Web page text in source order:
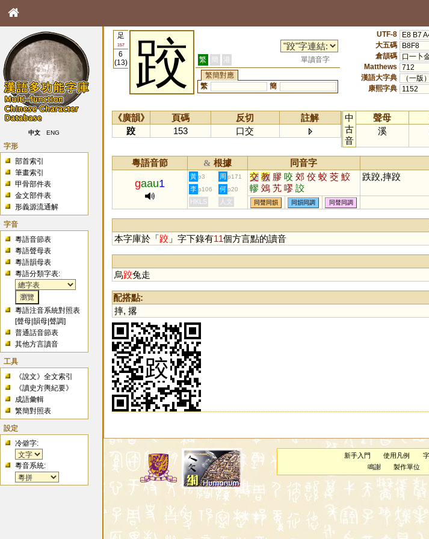
中文 ENG
字形
部首索引
筆畫索引
甲骨部件表
金文部件表
形義源流通解
字音
粵語音節表
粵語聲母表
粵語韻母表
粵語分類字表:
粵語注音系統對照表
[聲母 |韻母 |聲調]
普通話音節表
其他方言讀音
工具
《說文》全文索引
《讀史方輿紀要》
成語彙輯
繁簡對照表
設定
冷僻字:
粵音系統:
足
157
6
(13)
跤 繁 簡 港
單讀音字
繁簡對應
繁
簡
UTF-8
E8 B7
大五碼
B8F8
倉頡碼
口一卜
Matthews
712
漢語大字典
（一版
康熙字典
1152
《廣韻》 頁碼 反切
註解
跤
153 口交
中
古
音
聲母
溪
粵語音節 & 根據 同音字
gaau1
黃 p3 周 p171 交 教 膠 咬 郊 佼 蛟 茭 鮫
轇 鵁 艽 嘐 詨
跌跤,摔跤
李 p106 何 p20
HKLS 人文 同聲同韻 同韻同調 同聲同調
本字庫於「跤」字下錄有11個方言點的讀音
烏跤兔走
配搭點:
摔, 撂
新手入門 使用凡例
鳴謝
製作單位